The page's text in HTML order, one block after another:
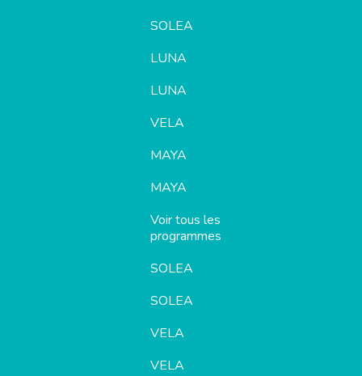
SOLEA
LUNA
LUNA
VELA
MAYA
MAYA
Voir tous les
programmes
SOLEA
SOLEA
VELA
VELA